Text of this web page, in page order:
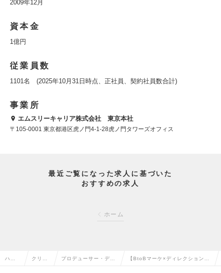
2009年12月
資本金
1億円
従業員数
1101名 (2025年10月31日時点、正社員、契約社員数合計)
事業所
エムスリーキャリア株式会社 東京本社
〒105-0001 東京都港区虎ノ門4-1-28虎ノ門タワーズオフィス
最近ご覧になった求人に基づいた
おすすめの求人
ホーム
ハイ クリエ プロデューサー・ディ 【BtoBマーケ×ディレクション】